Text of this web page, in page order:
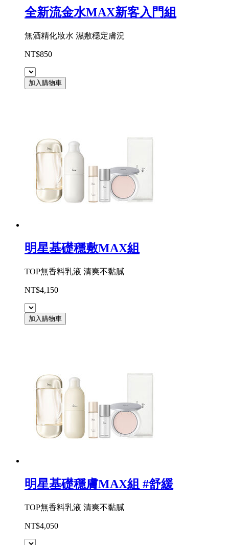
全新流金水MAX新客入門組
無酒精化妝水 濕敷穩定膚況
NT$850
加入購物車
明星基礎穩敷MAX組
TOP無香料乳液 清爽不黏膩
NT$4,150
加入購物車
明星基礎穩膚MAX組 #舒緩
TOP無香料乳液 清爽不黏膩
NT$4,050